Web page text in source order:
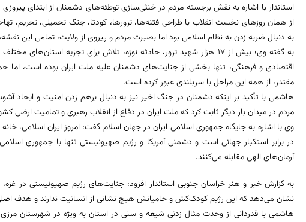
استاندار با اشاره به نقش برجسته مردم در خنثی‌سازی توطئه‌های دشمنان از ابتدای پیروزی
از همان روزهای نخست انقلاب با طراحی فتنه‌ها، ترورها، کودتا، جنگ تحمیلی، تحریم،
به دنبال ضربه زدن به نظام اسلامی بود اما بصیرت مردم و پیروی از ولایت، تمامی این
به گفته وی؛ بیش از ۱۷ هزار شهید ترور، حادثه نوژه، تلاش برای تجزیه
اقتصادی و فرهنگی، تنها بخشی از جنایت‌های دشمنان علیه ملت ایران بوده است، اما
مقتدر، از همه این مراحل با سربلندی عبور کرده است.
هاشمی با تأکید بر اینکه دشمنان در جنگ اخیر نیز به دنبال برهم زدن امنیت و ایجاد
مردم در میدان بار دیگر ثابت کرد که ملت ایران در دفاع از انقلاب رهبری و تمامیت ارضی
وی با اشاره به جایگاه جمهوری اسلامی ایران در جهان اسلام گفت: امروز ایران اسلامی،
در برابر استکبار جهانی است و دشمنی آمریکا و رژیم صهیونیستی تنها با جمهوری
آرمان‌های الهی مقابله می‌کنند.
به گزارش خبر و هنر خراسان جنوبی استاندار افزود: جنایت‌های رژیم صهیونیستی در
نشان می‌دهد که این رژیم کودک‌کش و حامیانش هیچ نشانی از انسانیت ندارند و هدف
هاشمی با قدردانی از وحدت مثال‌ زدنی شیعه و سنی در استان به ویژه در شهرستان